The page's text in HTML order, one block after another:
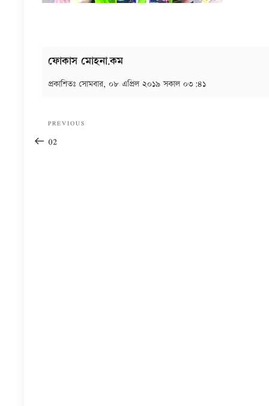
ফোকাস মোহনা.কম
প্রকাশিতঃ সোমবার, ০৮ এপ্রিল ২০১৯ সকাল ০৩:৪১
Previous
Post
PREVIOUS
02